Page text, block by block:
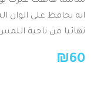
انه يحافظ على الوان
نهائيا من ناحية اللمس
₪60